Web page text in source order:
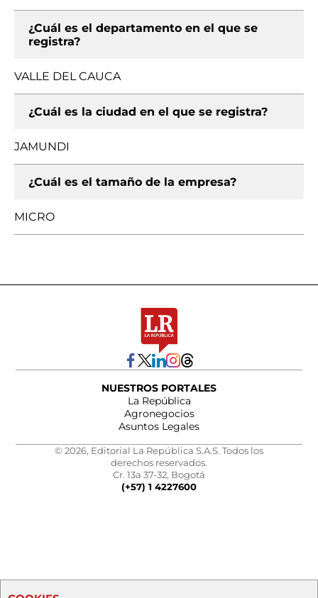
¿Cuál es el departamento en el que se
registra?
VALLE DEL CAUCA
¿Cuál es la ciudad en el que se registra?
JAMUNDI
¿Cuál es el tamaño de la empresa?
MICRO
NUESTROS PORTALES
La República
Agronegocios
Asuntos Legales
© 2026, Editorial La República S.A.S. Todos los
derechos reservados.
Cr. 13a 37-32, Bogotá
(+57) 1 4227600